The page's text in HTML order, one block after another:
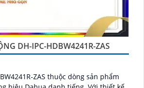
DH-IPC-HDBW4241R-ZAS
ZAS thuộc dòng sản phẩm